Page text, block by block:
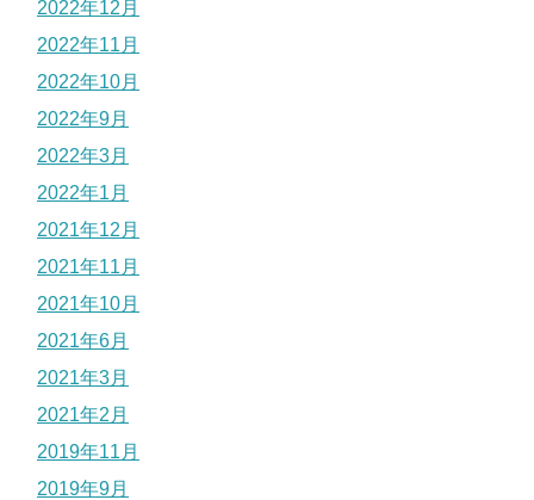
2022年12月
2022年11月
2022年10月
2022年9月
2022年3月
2022年1月
2021年12月
2021年11月
2021年10月
2021年6月
2021年3月
2021年2月
2019年11月
2019年9月